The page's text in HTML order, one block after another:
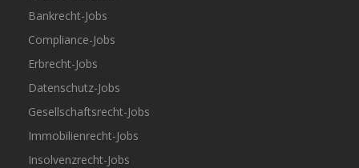
Bankrecht-Jobs
Compliance-Jobs
Erbrecht-Jobs
Datenschutz-Jobs
Gesellschaftsrecht-Jobs
Immobilienrecht-Jobs
Insolvenzrecht-Jobs